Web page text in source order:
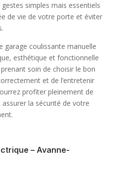
simples mais essentiels
de vie de votre porte et éviter
garage coulissante manuelle
esthétique et fonctionnelle
soin de choisir le bon
et de l’entretenir
profiter pleinement de
la sécurité de votre
– Avanne-